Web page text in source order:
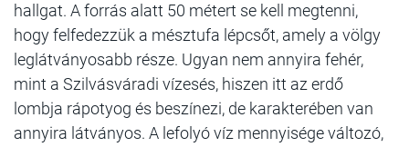
hallgat. A forrás alatt 50 métert se kell megtenni,
hogy felfedezzük a mésztufa lépcsőt, amely a völgy
leglátványosabb része. Ugyan nem annyira fehér,
mint a Szilvásváradi vízesés, hiszen itt az erdő
lombja rápotyog és beszínezi, de karakterében van
annyira látványos. A lefolyó víz mennyisége változó,